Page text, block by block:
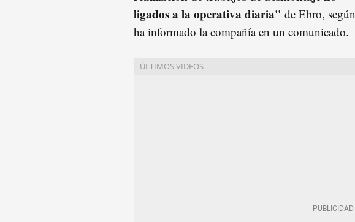
ligados a la operativa diaria" de Ebro, según
ha informado la compañía en un comunicado.